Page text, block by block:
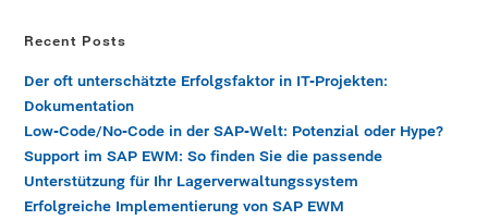
Recent Posts
Der oft unterschätzte Erfolgsfaktor in IT-Projekten:
Dokumentation
Low-Code/No-Code in der SAP-Welt: Potenzial oder Hype?
Support im SAP EWM: So finden Sie die passende
Unterstützung für Ihr Lagerverwaltungssystem
Erfolgreiche Implementierung von SAP EWM